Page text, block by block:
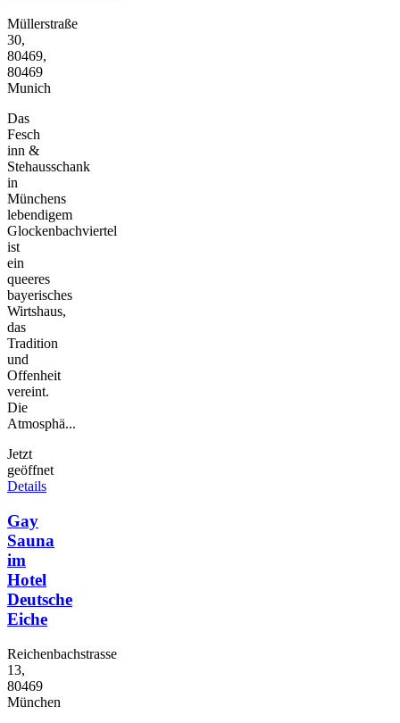
Müllerstraße
30,
80469,
80469
Munich
Das
Fesch
inn &
Stehausschank
in
Münchens
lebendigem
Glockenbachviertel
ist
ein
queeres
bayerisches
Wirtshaus,
das
Tradition
und
Offenheit
vereint.
Die
Atmosphä...
Jetzt
geöffnet
Details
Gay
Sauna
im
Hotel
Deutsche
Eiche
Reichenbachstrasse
13,
80469
München